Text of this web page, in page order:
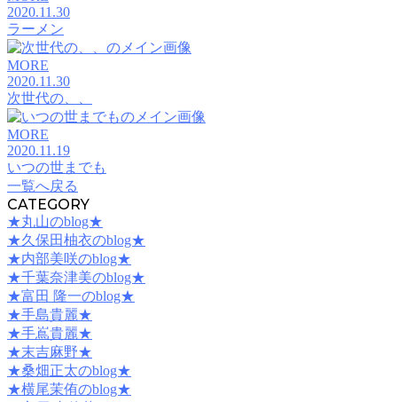
2020.11.30
ラーメン
MORE
2020.11.30
次世代の、、
MORE
2020.11.19
いつの世までも
一覧へ戻る
CATEGORY
★丸山のblog★
★久保田柚衣のblog★
★内部美咲のblog★
★千葉奈津美のblog★
★富田 隆一のblog★
★手島貴麗★
★手嶌貴麗★
★末吉麻野★
★桑畑正太のblog★
★横尾茉侑のblog★